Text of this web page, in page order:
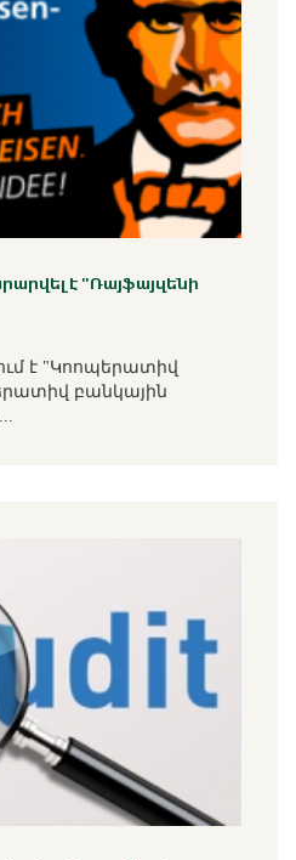
է "Ռայֆայզենի
է "Կոոպերատիվ
բանկային